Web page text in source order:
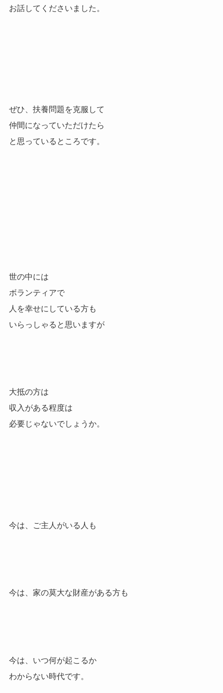
お話してくださいました。
ぜひ、扶養問題を克服して
仲間になっていただけたら
と思っているところです。
世の中には
ボランティアで
人を幸せにしている方も
いらっしゃると思いますが
大抵の方は
収入がある程度は
必要じゃないでしょうか。
今は、ご主人がいる人も
今は、家の莫大な財産がある方も
今は、いつ何が起こるか
わからない時代です。